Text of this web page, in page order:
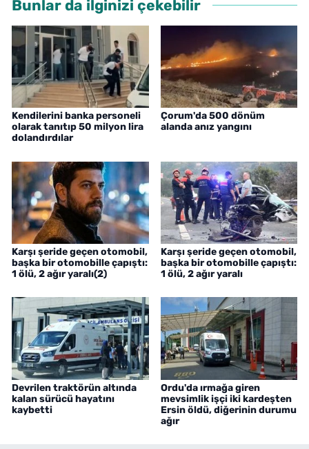
Bunlar da ilginizi çekebilir
Kendilerini banka personeli
olarak tanıtıp 50 milyon lira
dolandırdılar
Çorum'da 500 dönüm
alanda anız yangını
Karşı şeride geçen otomobil,
başka bir otomobille çapıştı:
1 ölü, 2 ağır yaralı(2)
Karşı şeride geçen otomobil,
başka bir otomobille çapıştı:
1 ölü, 2 ağır yaralı
Devrilen traktörün altında
kalan sürücü hayatını
kaybetti
Ordu'da ırmağa giren
mevsimlik işçi iki kardeşten
Ersin öldü, diğerinin durumu
ağır